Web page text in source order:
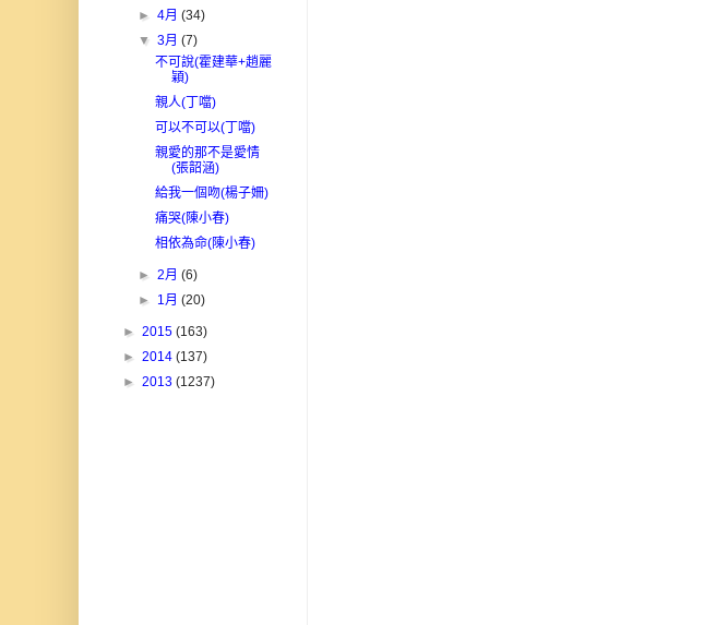
►4月(34)
▼3月(7)
不可說(霍建華+趙麗
穎)
親人(丁噹)
可以不可以(丁噹)
親愛的那不是愛情
(張韶涵)
給我一個吻(楊子姍)
痛哭(陳小春)
相依為命(陳小春)
►2月(6)
► 1月(20)
► 2015 (163)
► 2014 (137)
► 2013 (1237)